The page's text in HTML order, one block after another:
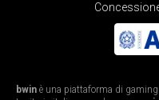
bwin è una piattaforma di gaming